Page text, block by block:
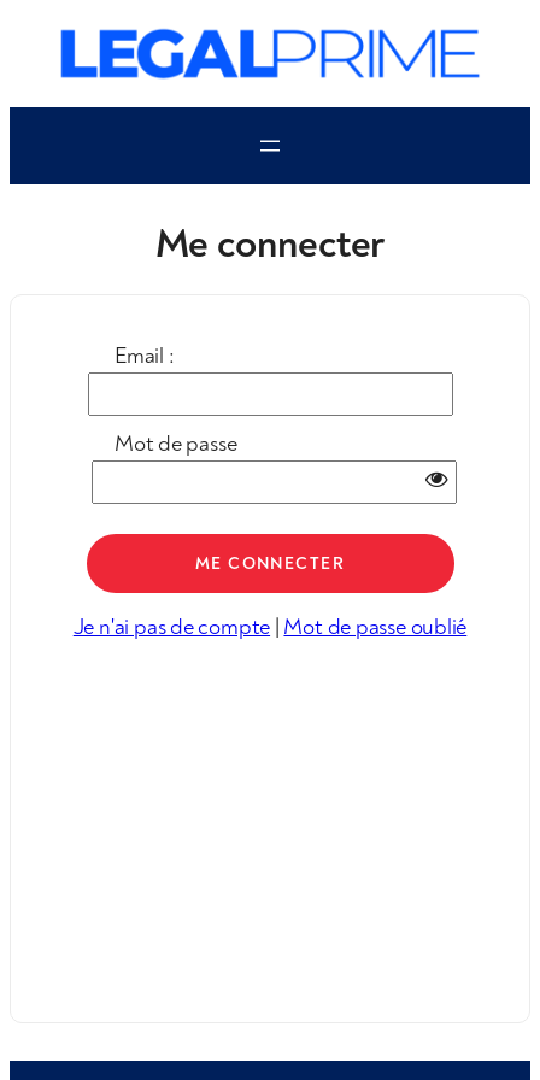
contenu
Me connecter
Email :
Mot de passe
Je n'ai pas de compte | Mot de passe oublié